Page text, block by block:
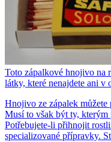
Toto zápalkové hnojivo na
látky, které nenajdete ani v
Hnojivo ze zápalek
Musí to však být ty, kterým
Potřebujete-li přihnojit
specializované přípravky.